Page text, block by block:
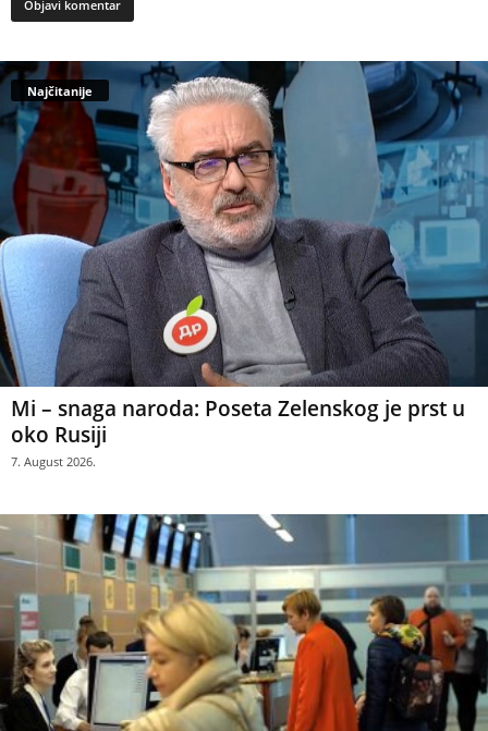
Najčitanije
Mi – snaga naroda: Poseta Zelenskog je prst u
oko Rusiji
7. August 2026.